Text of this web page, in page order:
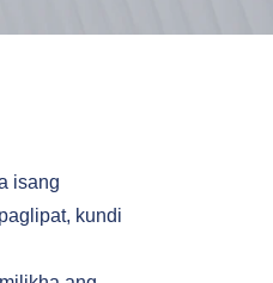
isang
kundi